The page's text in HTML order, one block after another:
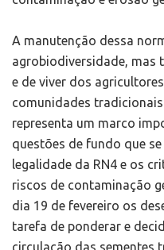
A manutenção dessa
agrobiodiversidade, mas
e de viver dos
comunidades
representa um marco
questões de fundo que
legalidade da RN4 e os
riscos de contaminação
dia 19 de fevereiro os
tarefa de ponderar e
circulação das sementes